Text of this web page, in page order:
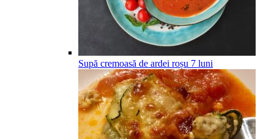
Supă cremoasă de ardei roșu 7 luni